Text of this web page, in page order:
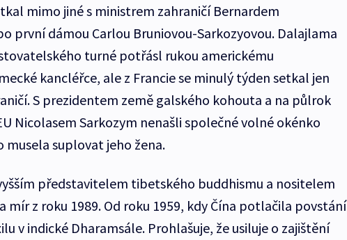
mimo jiné s ministrem zahraničí Bernardem
první dámou Carlou Bruniovou-Sarkozyovou. Dalajlama
turné potřásl rukou americkému
kancléřce, ale z Francie se minulý týden setkal jen
S prezidentem země galského kohouta a na půlrok
Nicolasem Sarkozym nenašli společné volné okénko
musela suplovat jeho žena.
představitelem tibetského buddhismu a nositelem
mír z roku 1989. Od roku 1959, kdy Čína potlačila povstání
v indické Dharamsále. Prohlašuje, že usiluje o zajištění